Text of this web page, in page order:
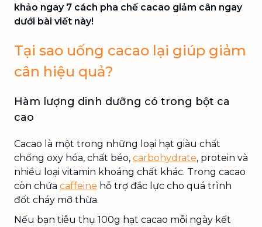
khảo ngay 7 cách pha chế cacao giảm cân ngay
dưới bài viết này!
Tại sao uống cacao lại giúp giảm
cân hiệu quả?
Hàm lượng dinh dưỡng có trong bột ca
cao
Cacao là một trong những loại hạt giàu chất
chống oxy hóa, chất béo, carbohydrate, protein và
nhiều loại vitamin khoáng chất khác. Trong cacao
còn chứa caffeine hỗ trợ đắc lực cho quá trình
đốt cháy mỡ thừa.
Nếu bạn tiêu thụ 100g hạt cacao mỗi ngày kết